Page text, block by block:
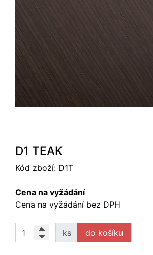
D1 TEAK
Kód zboží: D1T
Cena na vyžádání
Cena na vyžádání bez DPH
ks